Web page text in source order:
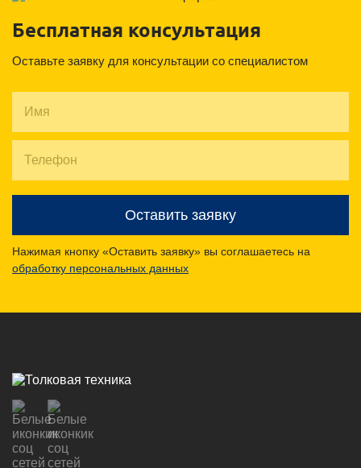
Бесплатная консультация
Оставьте заявку для консультации со специалистом
Оставить заявку
Нажимая кнопку «Оставить заявку» вы соглашаетесь на
обработку персональных данных